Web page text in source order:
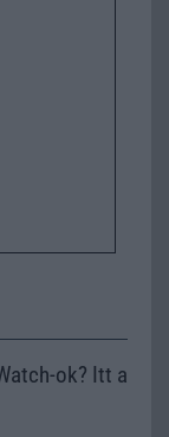
ok? Itt a